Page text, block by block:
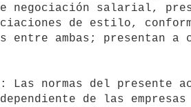
negociación salarial,
de estilo,
entre ambas; presentan
Las normas del
de las